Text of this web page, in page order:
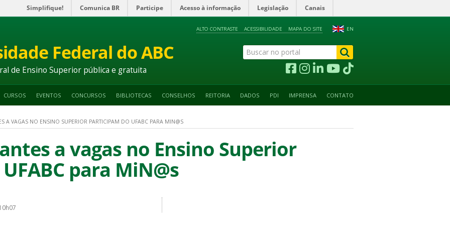
Simplifique! Comunica BR Participe Acesso à informação Legislação Canais
EN
ALTO CONTRASTE ACESSIBILIDADE MAPA DO SITE
Federal do ABC
de Ensino Superior pública e gratuita
CURSOS EVENTOS CONCURSOS BIBLIOTECAS CONSELHOS REITORIA DADOS PDI IMPRENSA CONTATO
A VAGAS NO ENSINO SUPERIOR PARTICIPAM DO UFABC PARA MIN@S
a vagas no Ensino Superior
para MiN@s